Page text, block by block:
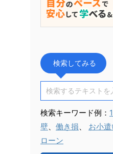
検索してみる
検索キーワード例：
壁
働き損 お小遣
ローン